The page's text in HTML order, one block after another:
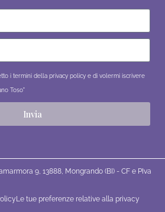
i termini della privacy policy e di volermi iscrivere
Toso"
Invia
9, 13888, Mongrando (BI) - CF e PIva
Le tue preferenze relative alla privacy